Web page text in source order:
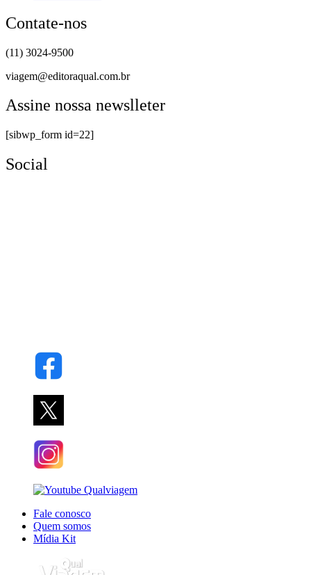
Contate-nos
(11) 3024-9500
viagem@editoraqual.com.br
Assine nossa newslleter
[sibwp_form id=22]
Social
Fale conosco
Quem somos
Mídia Kit